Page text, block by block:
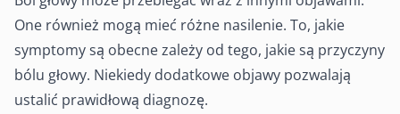
One również mogą mieć różne nasilenie. To, jakie
symptomy są obecne zależy od tego, jakie są przyczyny
bólu głowy. Niekiedy dodatkowe objawy pozwalają
ustalić prawidłową diagnozę.